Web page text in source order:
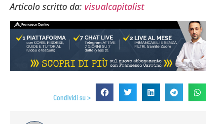
Articolo scritto da: visualcapitalist
Condividi su >